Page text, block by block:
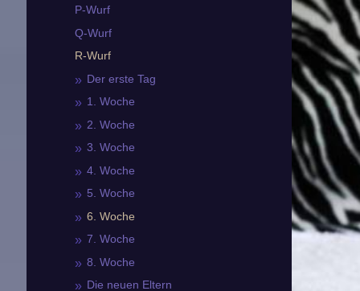
P-Wurf
Q-Wurf
R-Wurf
Der erste Tag
1. Woche
2. Woche
3. Woche
4. Woche
5. Woche
6. Woche
7. Woche
8. Woche
Die neuen Eltern